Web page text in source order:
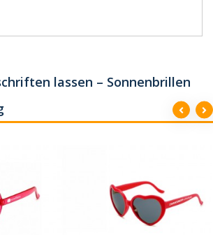
lassen – Sonnenbrillen